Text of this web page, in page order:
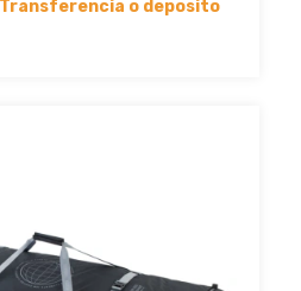
Transferencia o deposito